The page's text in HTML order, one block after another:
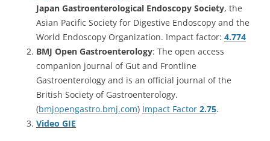
Japan Gastroenterological Endoscopy Society, the
Asian Pacific Society for Digestive Endoscopy and the
World Endoscopy Organization. Impact factor: 4.774
BMJ Open Gastroenterology: The open access
companion journal of Gut and Frontline
Gastroenterology and is an official journal of the
British Society of Gastroenterology.
(bmjopengastro.bmj.com) Impact Factor 2.75.
Video GIE